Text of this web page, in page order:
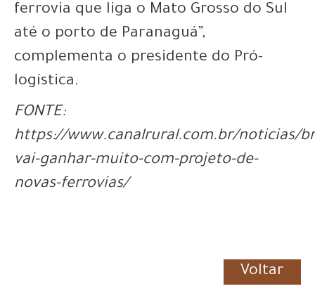
ferrovia que liga o Mato Grosso do Sul
até o porto de Paranaguá”,
complementa o presidente do Pró-
logística.
FONTE:
https://www.canalrural.com.br/noticias/
vai-ganhar-muito-com-projeto-de-
novas-ferrovias/
Voltar